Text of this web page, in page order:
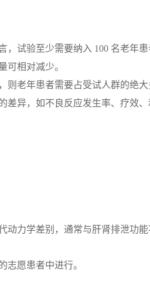
试验至少需要纳入 100 名老年
可相对减少。
老年患者需要占受试人群的绝大
差异，如不良反应发生率、疗效
动力学差别，通常与肝肾排泄功
志愿患者中进行。